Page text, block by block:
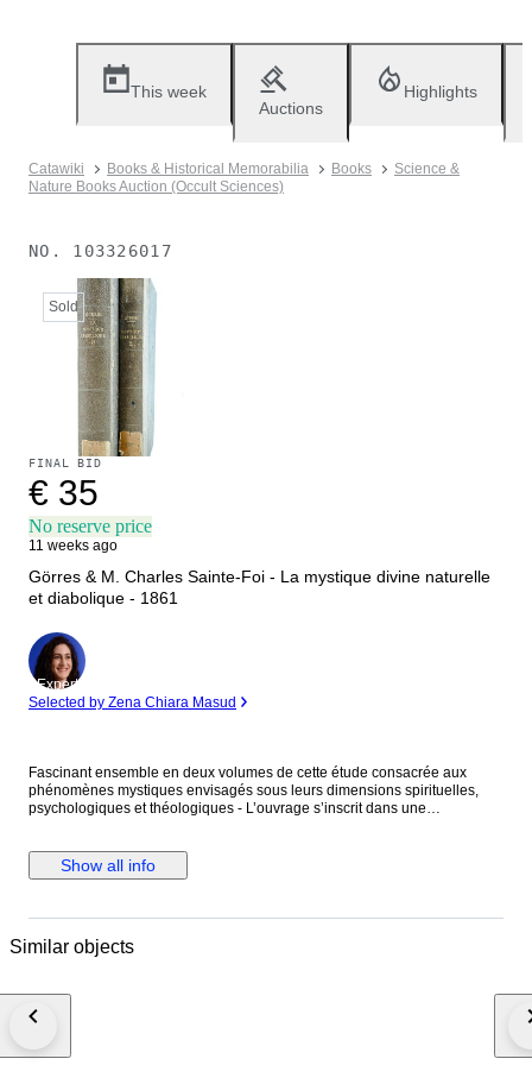
This week
Auctions
Highlights
Catawiki Books & Historical Memorabilia Books
Science &
Nature Books Auction (Occult Sciences)
NO. 103326017
Sold
FINAL BID
€ 35
No reserve price
11 weeks ago
Görres & M. Charles Sainte-Foi - La mystique divine naturelle
et diabolique - 1861
Expert
Selected by Zena Chiara Masud
Fascinant ensemble en deux volumes de cette étude consacrée aux
phénomènes mystiques envisagés sous leurs dimensions spirituelles,
psychologiques et théologiques - L’ouvrage s’inscrit dans une
humaine, et celles attribuées à des influences démoniaques - Görres
examine avec minutie les visions, extases, révélations, stigmates,
rapportées dans l’histoire religieuse. Il s’appuie sur une abondante
critères de discernement entre les différents types de phénomènes - Ces
l’âme, les rapports entre corps et esprit, ainsi que sur l’action des forces
mystique divine naturelle et diabolique - 1861 - Tome II et III - Mme Ve
Show all info
Similar objects